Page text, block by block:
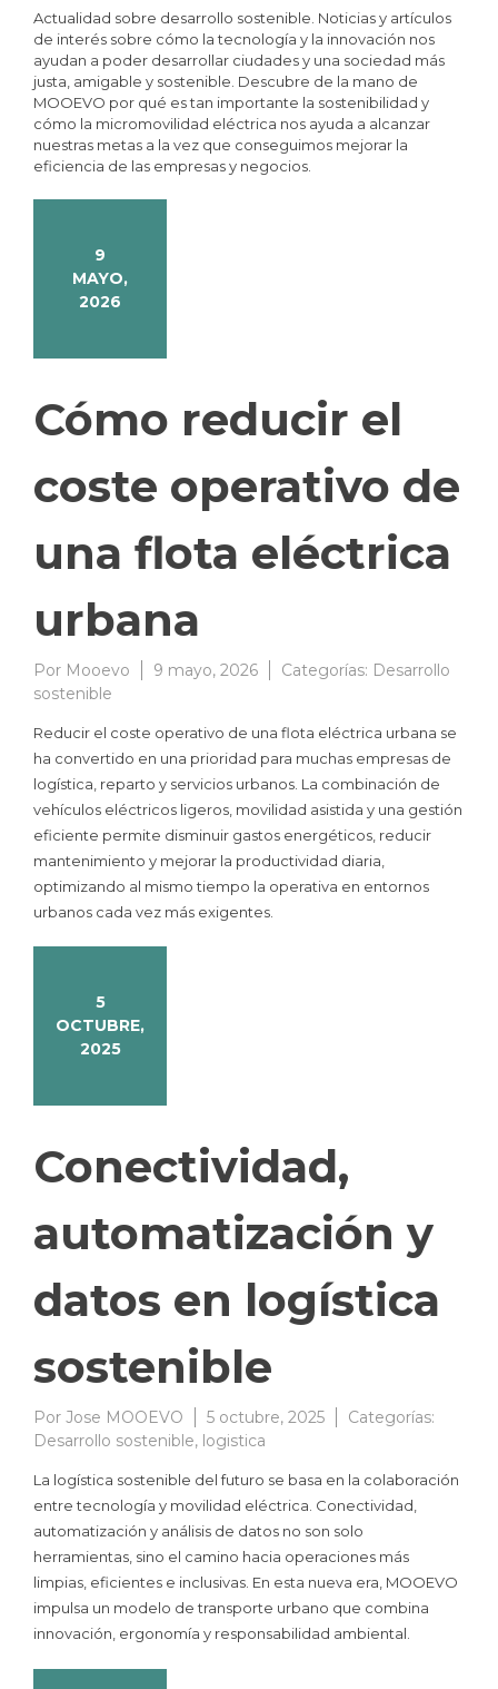
Actualidad sobre desarrollo sostenible. Noticias y artículos
de interés sobre cómo la tecnología y la innovación nos
ayudan a poder desarrollar ciudades y una sociedad más
justa, amigable y sostenible. Descubre de la mano de
MOOEVO por qué es tan importante la sostenibilidad y
cómo la micromovilidad eléctrica nos ayuda a alcanzar
nuestras metas a la vez que conseguimos mejorar la
eficiencia de las empresas y negocios.
9
MAYO,
2026
Cómo reducir el
coste operativo de
una flota eléctrica
urbana
Por Mooevo 9 mayo, 2026 Categorías: Desarrollo
sostenible
Reducir el coste operativo de una flota eléctrica urbana se
ha convertido en una prioridad para muchas empresas de
logística, reparto y servicios urbanos. La combinación de
vehículos eléctricos ligeros, movilidad asistida y una gestión
eficiente permite disminuir gastos energéticos, reducir
mantenimiento y mejorar la productividad diaria,
optimizando al mismo tiempo la operativa en entornos
urbanos cada vez más exigentes.
5
OCTUBRE,
2025
Conectividad,
automatización y
datos en logística
sostenible
Por Jose MOOEVO 5 octubre, 2025
Categorías:
Desarrollo sostenible, logistica
La logística sostenible del futuro se basa en la colaboración
entre tecnología y movilidad eléctrica. Conectividad,
automatización y análisis de datos no son solo
herramientas, sino el camino hacia operaciones más
limpias, eficientes e inclusivas. En esta nueva era, MOOEVO
impulsa un modelo de transporte urbano que combina
innovación, ergonomía y responsabilidad ambiental.